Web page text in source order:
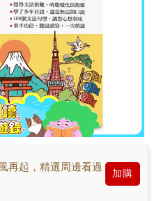
再起，精選周邊看過
加購